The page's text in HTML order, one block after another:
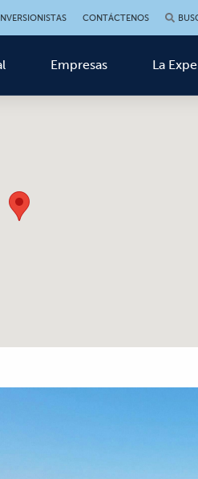
CONTÁCTENOS
Empresas La